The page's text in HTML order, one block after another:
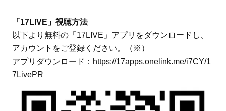
「17LIVE」視聴方法
以下より無料の「17LIVE」アプリをダウンロードし、
アカウントをご登録ください。（※）
アプリダウンロード： https://17apps.onelink.me/i7CY/1
7LivePR